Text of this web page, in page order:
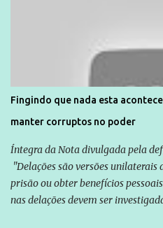
são vítimas de violência, estão em
direitos violados. Leia mais:
solução do caso Amarildo - Terra
Fingindo que nada esta
manter corruptos no poder
Íntegra da Nota divulgada pela
"Delações são versões unilaterais
prisão ou obter benefícios
nas delações devem ser